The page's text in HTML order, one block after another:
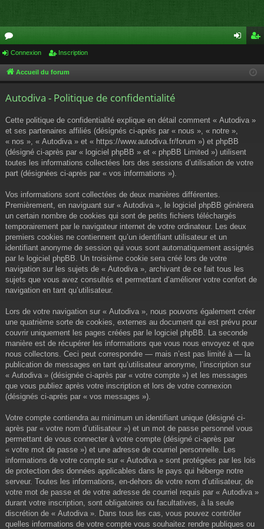
or
u cri
Connexion Inscription
Accueil du forum
Autodiva - Politique de confidentialité
Cette politique de confidentialité explique en détail comment « Autodiva »
et ses partenaires affiliés (désignés ci-après par « nous », « notre »,
« nos », « Autodiva » et « https://www.autodiva.fr/forum ») et phpBB
(désigné ci-après par « logiciel phpBB » et « phpBB Limited ») utilisent
toutes les informations collectées lors des sessions d’utilisation de votre
part (désignées ci-après par « vos informations »).
Vos informations sont collectées de deux manières différentes.
Premièrement, en naviguant sur « Autodiva », le logiciel phpBB génèrera
un certain nombre de cookies qui sont de petits fichiers téléchargés
temporairement par le navigateur internet de votre ordinateur. Les deux
premiers cookies ne contiennent qu’un identifiant utilisateur et un
identifiant anonyme de session qui vous sont automatiquement assignés
par le logiciel phpBB. Un troisième cookie sera créé lors de votre
navigation sur les sujets de « Autodiva », archivant de ce fait tous les
sujets que vous avez consultés et permettant d’améliorer votre confort de
navigation en tant qu’utilisateur.
Lors de votre navigation sur « Autodiva », nous pouvons également créer
une quatrième sorte de cookies, externes au document qui est prévu pour
couvrir uniquement les pages créées par le logiciel phpBB. La seconde
manière est de récupérer les informations que vous nous envoyez et que
nous collectons. Ceci peut correspondre — mais n’est pas limité à — la
publication de messages en tant qu’utilisateur anonyme, l’inscription sur
« Autodiva » (désignée ci-après par « votre compte ») et les messages
que vous publiez après votre inscription et lors de votre connexion
(désignés ci-après par « vos messages »).
Votre compte contiendra au minimum un identifiant unique (désigné ci-
après par « votre nom d’utilisateur ») et un mot de passe personnel vous
permettant de vous connecter à votre compte (désigné ci-après par
« votre mot de passe ») et une adresse de courriel personnelle. Les
informations de votre compte sur « Autodiva » sont protégées par les lois
de protection des données applicables dans le pays qui héberge notre
serveur. Toutes les informations, en-dehors de votre nom d’utilisateur, de
votre mot de passe et de votre adresse de courriel requis par « Autodiva »
durant votre inscription, sont obligatoires ou facultatives, à la seule
discrétion de « Autodiva ». Dans tous les cas, vous pouvez contrôler
quelles informations de votre compte vous souhaitez rendre publiques ou